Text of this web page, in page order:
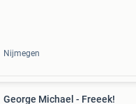
Nijmegen
George Michael - Freeek!